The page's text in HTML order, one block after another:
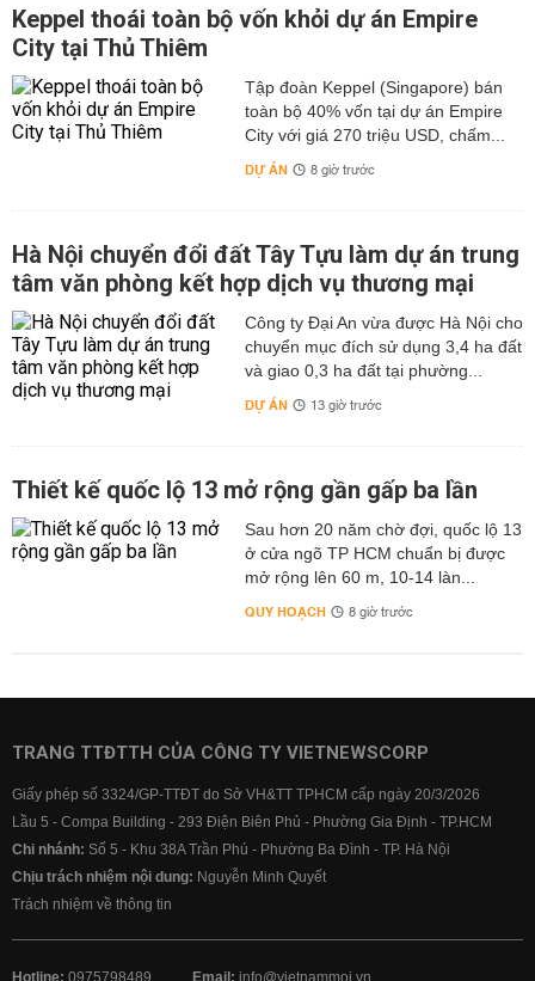
Keppel thoái toàn bộ vốn khỏi dự án Empire
City tại Thủ Thiêm
Tập đoàn Keppel (Singapore) bán
toàn bộ 40% vốn tại dự án Empire
City với giá 270 triệu USD, chấm...
DỰ ÁN 8 giờ trước
Hà Nội chuyển đổi đất Tây Tựu làm dự án trung
tâm văn phòng kết hợp dịch vụ thương mại
Công ty Đại An vừa được Hà Nội cho
chuyển mục đích sử dụng 3,4 ha đất
và giao 0,3 ha đất tại phường...
DỰ ÁN 13 giờ trước
Thiết kế quốc lộ 13 mở rộng gần gấp ba lần
Sau hơn 20 năm chờ đợi, quốc lộ 13
ở cửa ngõ TP HCM chuẩn bị được
mở rộng lên 60 m, 10-14 làn...
QUY HOẠCH 8 giờ trước
TRANG TTĐTTH CỦA CÔNG TY VIETNEWSCORP
Giấy phép số 3324/GP-TTĐT do Sở VH&TT TPHCM cấp ngày 20/3/2026
Lầu 5 - Compa Building - 293 Điện Biên Phủ - Phường Gia Định - TP.HCM
Chi nhánh: Số 5 - Khu 38A Trần Phú - Phường Ba Đình - TP. Hà Nội
Chịu trách nhiệm nội dung: Nguyễn Minh Quyết
Trách nhiệm về thông tin
Hotline: 0975798489 Email: info@vietnammoi.vn